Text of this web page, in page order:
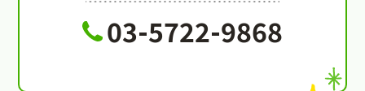
03-5722-9868